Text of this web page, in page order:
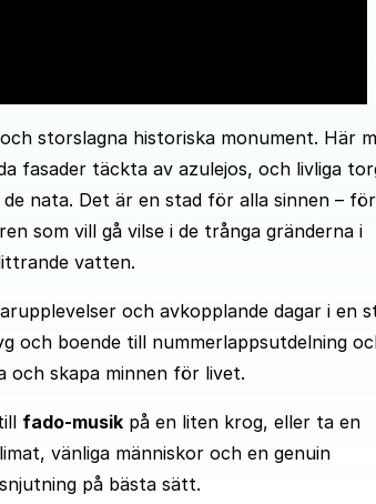
storslagna historiska monument. Här
fasader täckta av azulejos, och livliga
nata. Det är en stad för alla sinnen – för
som vill gå vilse i de trånga gränderna i
vatten.
och avkopplande dagar i en
och boende till nummerlappsutdelning
och skapa minnen för livet.
fado-musik på en liten krog, eller ta en
vänliga människor och en genuin
på bästa sätt.